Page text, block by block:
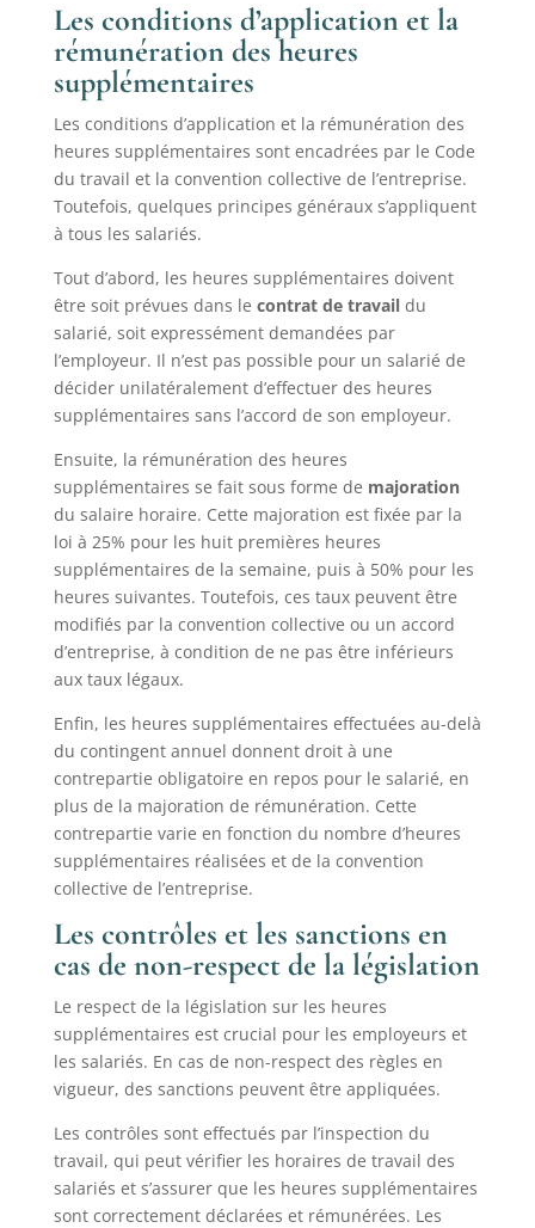
Les conditions d’application et la
rémunération des heures
supplémentaires
Les conditions d’application et la rémunération des
heures supplémentaires sont encadrées par le Code
du travail et la convention collective de l’entreprise.
Toutefois, quelques principes généraux s’appliquent
à tous les salariés.
Tout d’abord, les heures supplémentaires doivent
être soit prévues dans le contrat de travaildu
salarié, soit expressément demandées par
l’employeur. Il n’est pas possible pour un salarié de
décider unilatéralement d’effectuer des heures
supplémentaires sans l’accord de son employeur.
Ensuite, la rémunération des heures
supplémentaires se fait sous forme de majoration
du salaire horaire. Cette majoration est fixée par la
loi à 25% pour les huit premières heures
supplémentaires de la semaine, puis à 50% pour les
heures suivantes. Toutefois, ces taux peuvent être
modifiés par la convention collective ou un accord
d’entreprise, à condition de ne pas être inférieurs
aux taux légaux.
Enfin, les heures supplémentaires effectuées au-delà
du contingent annuel donnent droit à une
contrepartie obligatoire en repos pour le salarié, en
plus de la majoration de rémunération. Cette
contrepartie varie en fonction du nombre d’heures
supplémentaires réalisées et de la convention
collective de l’entreprise.
Les contrôles et les sanctions en
cas de non-respect de la législation
Le respect de la législation sur les heures
supplémentaires est crucial pour les employeurs et
les salariés. En cas de non-respect des règles en
vigueur, des sanctions peuvent être appliquées.
Les contrôles sont effectués par l’inspection du
travail, qui peut vérifier les horaires de travail des
salariés et s’assurer que les heures supplémentaires
sont correctement déclarées et rémunérées. Les